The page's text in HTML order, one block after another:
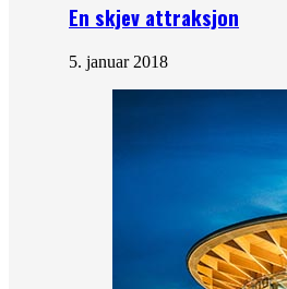
En skjev attraksjon
5. januar 2018